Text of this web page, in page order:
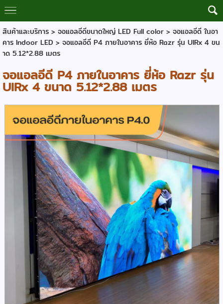
สินค้าและบริการ> จอแอลอีดีขนาดใหญ่ LED Full color> จอแอลอีดี ในอา
คาร Indoor LED > จอแอลอีดี P4 ภายในอาคาร ยี่ห้อ Razr รุ่น UIRx 4 ขน
าด 5.12*2.88 เมตร
จอแอลอีดี P4 ภายในอาคาร ยี่ห้อ Razr รุ่น
UIRx 4 ขนาด 5.12*2.88 เมตร